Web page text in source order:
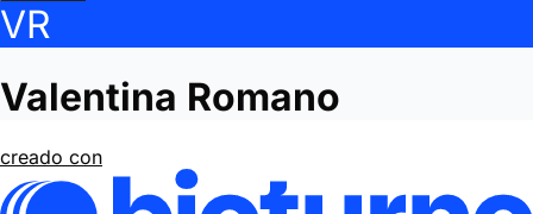
VR
Valentina Romano
creado con